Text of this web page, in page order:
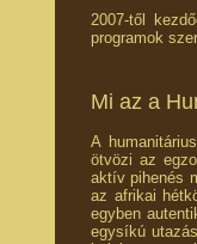
2007-től
programok
Mi az a
A
ötvözi az
aktív pihenés
az afrikai
egyben
egysíkú